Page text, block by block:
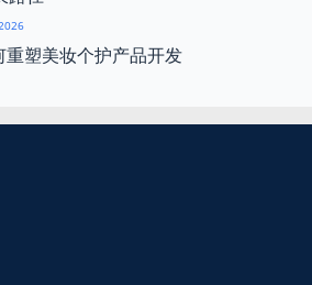
重塑美妆个护产品开发